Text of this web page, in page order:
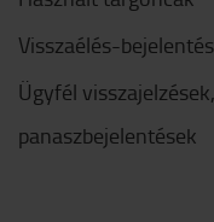
Visszaélés-bejelentés
Ügyfél
panaszbejelentések